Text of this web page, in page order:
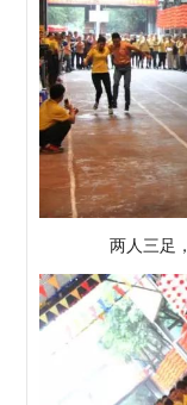
两人三足